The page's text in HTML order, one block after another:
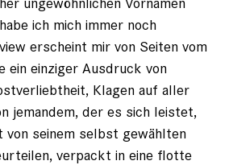
ich mich immer noch
erscheint mir von Seiten vom
ein einziger Ausdruck von
Klagen auf aller
jemandem, der es sich leistet,
von seinem selbst gewählten
verpackt in eine flotte